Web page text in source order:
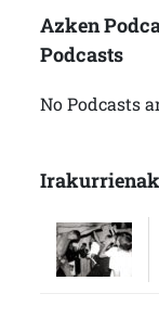
Azken
Podcasts
No Podcasts
Irakurrienak